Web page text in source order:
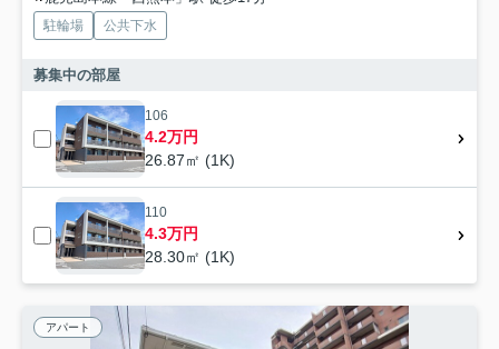
駐輪場 公共下水
募集中の部屋
106
4.2万円
26.87㎡ (1K)
110
4.3万円
28.30㎡ (1K)
アパート